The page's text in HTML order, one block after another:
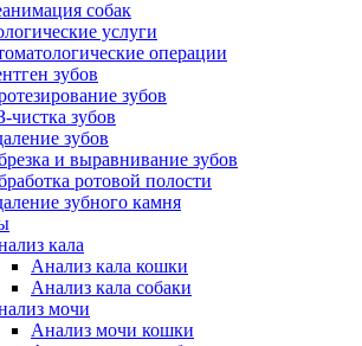
собак
услуги
операции
зубов
зубов
чистка зубов
зубов
и выравнивание зубов
ротовой полости
зубного камня
кала
Анализ кала кошки
Анализ кала собаки
мочи
Анализ мочи кошки